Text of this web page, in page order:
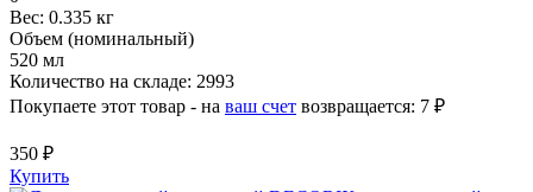
Вес: 0.335 кг
Объем (номинальный)
520 мл
Количество на складе: 2993
Покупаете этот товар - на ваш счет возвращается: 7 ₽
350 ₽
Купить